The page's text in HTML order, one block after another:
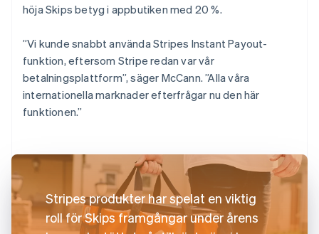
höja Skips betyg i appbutiken med 20 %.
”Vi kunde snabbt använda Stripes Instant Payout-
funktion, eftersom Stripe redan var vår
betalningsplattform”, säger McCann. ”Alla våra
internationella marknader efterfrågar nu den här
funktionen.”
Stripes produkter har spelat en viktig
roll för Skips framgångar under årens